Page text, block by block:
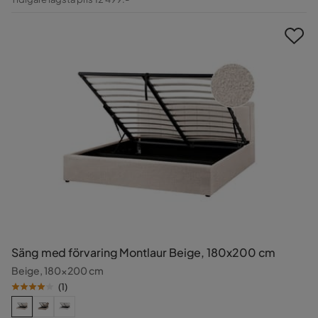
Säng med förvaring Montlaur Beige, 180x200 cm
Beige, 180x200 cm
(1)